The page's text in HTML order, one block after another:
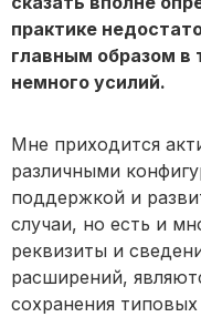
практике
главным образом в
немного усилий.
Мне приходится
различными
поддержкой и
случаи, но есть и
реквизиты и
расширений,
сохранения